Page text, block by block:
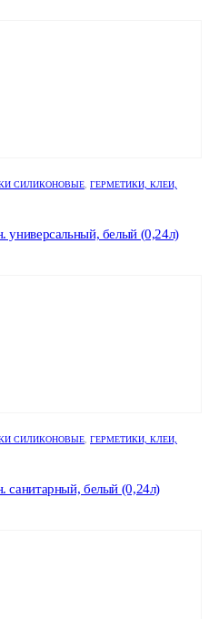
СИЛИКОНОВЫЕ, ГЕРМЕТИКИ, КЛЕИ,
универсальный, белый (0,24л)
СИЛИКОНОВЫЕ, ГЕРМЕТИКИ, КЛЕИ,
санитарный, белый (0,24л)